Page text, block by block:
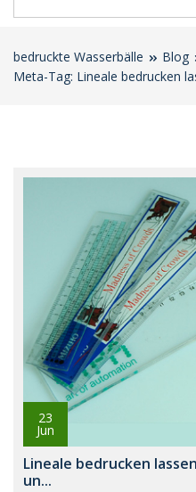
bedruckte Wasserbälle
Blog
Meta-Tag: Lineale bedrucken
23
Jun
Lineale bedrucken
un...